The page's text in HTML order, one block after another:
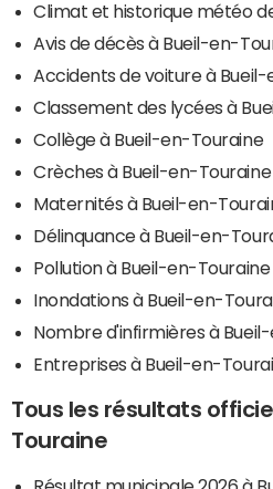
Climat et historique météo
Avis de décès à Bueil-en-
Accidents de voiture à
Classement des lycées à
Collège à Bueil-en-Touraine
Crèches à Bueil-en-Touraine
Maternités à Bueil-en-
Délinquance à Bueil-en-
Pollution à Bueil-en-Touraine
Inondations à Bueil-en-
Nombre d'infirmières à
Entreprises à Bueil-en-
Tous les résultats
Touraine